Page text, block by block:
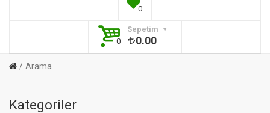
0
Sepetim
0
0.00
Arama
Kategoriler